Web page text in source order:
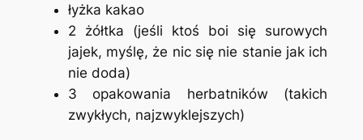
łyżka kakao
2 żółtka (jeśli ktoś boi się surowych
jajek, myślę, że nic się nie stanie jak ich
nie doda)
3 opakowania herbatników (takich
zwykłych, najzwyklejszych)